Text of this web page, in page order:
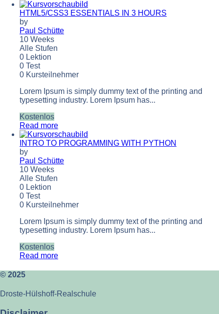
HTML5/CSS3 ESSENTIALS IN 3 HOURS
by
Paul Schütte
10 Weeks
Alle Stufen
0 Lektion
0 Test
0 Kursteilnehmer
Lorem Ipsum is simply dummy text of the printing and
typesetting industry. Lorem Ipsum has...
Kostenlos
Read more
INTRO TO PROGRAMMING WITH PYTHON
by
Paul Schütte
10 Weeks
Alle Stufen
0 Lektion
0 Test
0 Kursteilnehmer
Lorem Ipsum is simply dummy text of the printing and
typesetting industry. Lorem Ipsum has...
Kostenlos
Read more
© 2025
Droste-Hülshoff-Realschule